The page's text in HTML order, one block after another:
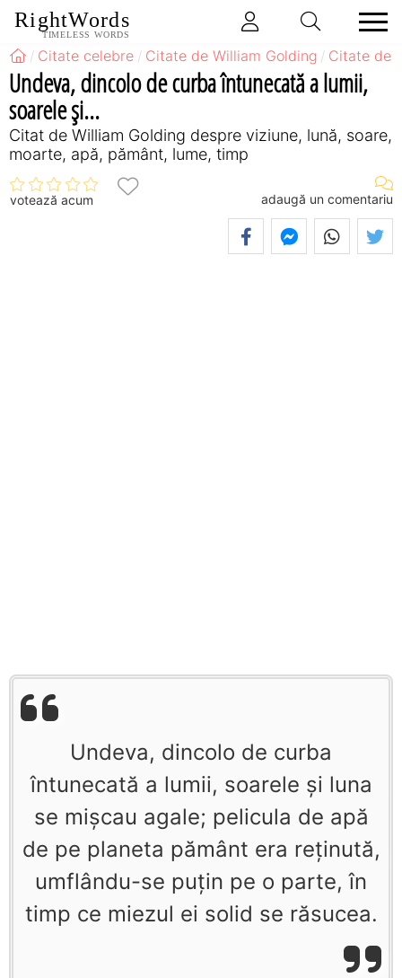
RightWords
TIMELESS WORDS
Citate celebre Citate de William Golding Citate de
Undeva, dincolo de curba întunecată a lumii,
soarele şi...
Citat de William Golding despre viziune, lună, soare,
moarte, apă, pământ, lume, timp
votează acum adaugă un comentariu
Undeva, dincolo de curba
întunecată a lumii, soarele şi luna
se mişcau agale; pelicula de apă
de pe planeta pământ era reţinută,
umflându-se puţin pe o parte, în
timp ce miezul ei solid se răsucea.